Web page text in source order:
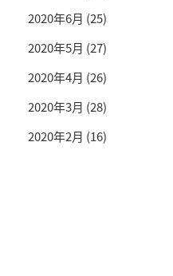
2020年6月 (25)
2020年5月 (27)
2020年4月 (26)
2020年3月 (28)
2020年2月 (16)